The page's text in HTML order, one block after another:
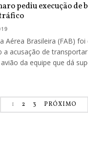
pediu execução de
Aérea Brasileira (FAB)
a acusação de
da equipe que dá
1 2 3 PRÓXIMO